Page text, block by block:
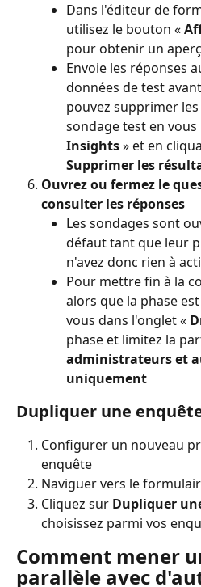
Dans l'éditeur de
utilisez le bouton «
pour obtenir un
Envoie les réponses
données de test
pouvez supprimer
sondage test en
Insights » et en
Supprimer les
Ouvrez ou fermez le
consulter les réponses
Les sondages sont
défaut tant que leur
n'avez donc rien à
Pour mettre fin à la
alors que la phase
vous dans l'onglet «
phase et limitez la
administrateurs et
uniquement
Dupliquer une
Configurer un nouveau
enquête
Naviguer vers le
Cliquez sur Dupliquer
choisissez parmi vos
Comment mener
parallèle avec